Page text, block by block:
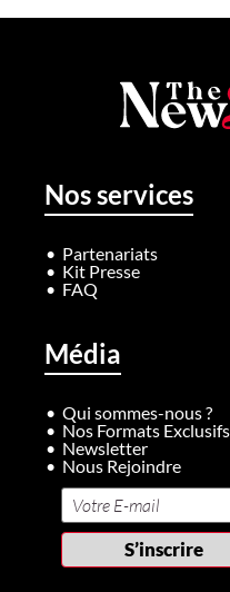
Nos services
Partenariats
Kit Presse
FAQ
Média
Qui sommes-nous ?
Nos Formats Exclusifs
Newsletter
Nous Rejoindre